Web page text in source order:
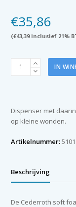
€35,86
(€43,39inclusief 21%
Cederroth
soft
met
1x
6
IN
Dispenser met
op kleine wonden.
Artikelnummer:
Beschrijving
De Cederroth soft